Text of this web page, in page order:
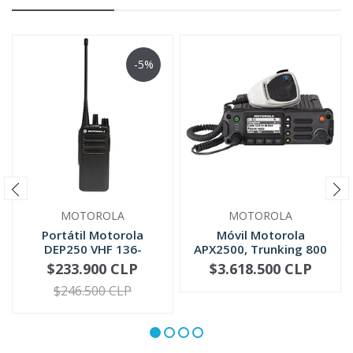
-5%
MOTOROLA
Portátil Motorola
DEP250 VHF 136-
174MHz / UHF 4...
VIEW OPTIONS
$233.900 CLP
$246.500 CLP
MOTOROLA
Móvil Motorola
APX2500, Trunking 800
Mhz, P25/P...
+
$3.618.500 CLP